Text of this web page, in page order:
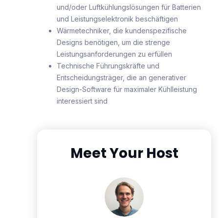
und/oder Luftkühlungslösungen für Batterien
und Leistungselektronik beschäftigen
Wärmetechniker, die kundenspezifische
Designs benötigen, um die strenge
Leistungsanforderungen zu erfüllen
Technische Führungskräfte und
Entscheidungsträger, die an generativer
Design-Software für maximaler Kühlleistung
interessiert sind
Meet Your Host